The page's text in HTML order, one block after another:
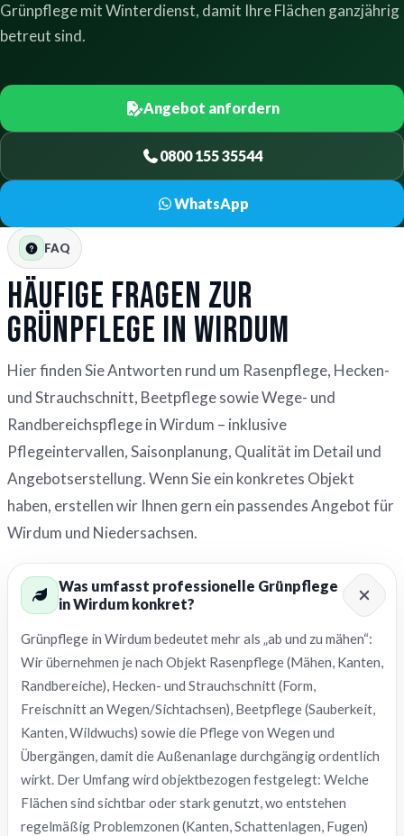
Grünpflege mit Winterdienst, damit Ihre Flächen ganzjährig
betreut sind.
Angebot anfordern
0800 155 35544
WhatsApp
FAQ
Häufige Fragen zur
Grünpflege in Wirdum
Hier finden Sie Antworten rund um Rasenpflege, Hecken-
und Strauchschnitt, Beetpflege sowie Wege- und
Randbereichspflege in Wirdum – inklusive
Pflegeintervallen, Saisonplanung, Qualität im Detail und
Angebotserstellung. Wenn Sie ein konkretes Objekt
haben, erstellen wir Ihnen gern ein passendes Angebot für
Wirdum und Niedersachsen.
Was umfasst professionelle Grünpflege
in Wirdum konkret?
Grünpflege in Wirdum bedeutet mehr als „ab und zu mähen“:
Wir übernehmen je nach Objekt Rasenpflege (Mähen, Kanten,
Randbereiche), Hecken- und Strauchschnitt (Form,
Freischnitt an Wegen/Sichtachsen), Beetpflege (Sauberkeit,
Kanten, Wildwuchs) sowie die Pflege von Wegen und
Übergängen, damit die Außenanlage durchgängig ordentlich
wirkt. Der Umfang wird objektbezogen festgelegt: Welche
Flächen sind sichtbar oder stark genutzt, wo entstehen
regelmäßig Problemzonen (Kanten, Schattenlagen, Fugen)